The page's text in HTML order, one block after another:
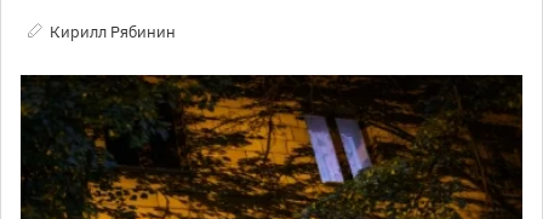
Кирилл Рябинин